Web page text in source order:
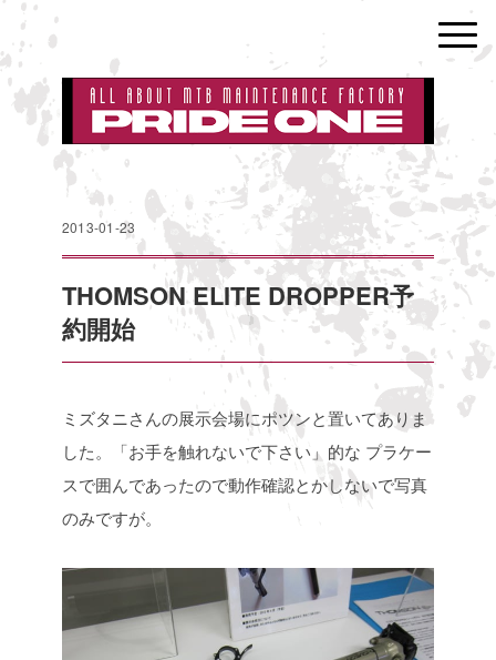
2013-01-23
THOMSON ELITE DROPPER予
約開始
ミズタニさんの展示会場にポツンと置いてありま
した。「お手を触れないで下さい」的な プラケー
スで囲んであったので動作確認とかしないで写真
のみですが。